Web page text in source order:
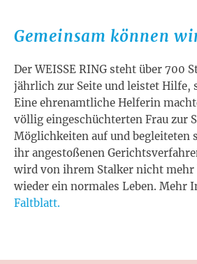
Gemeinsam können
Der WEISSE RING steht über 700
jährlich zur Seite und leistet Hilfe,
Eine ehrenamtliche Helferin
völlig eingeschüchterten Frau zur
Möglichkeiten auf und begleiteten
ihr angestoßenen
wird von ihrem Stalker nicht
wieder ein normales Leben. Mehr
Faltblatt.